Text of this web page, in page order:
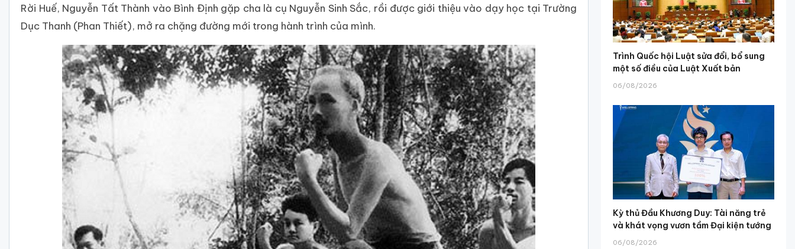
Rời Huế, Nguyễn Tất Thành vào Bình Định gặp cha là cụ Nguyễn Sinh Sắc, rồi được giới thiệu vào dạy học tại Trường
Dục Thanh (Phan Thiết), mở ra chặng đường mới trong hành trình của mình.
Trình Quốc hội Luật sửa đổi, bổ sung
một số điều của Luật Xuất bản
06/08/2026
Kỳ thủ Đầu Khương Duy: Tài năng trẻ
và khát vọng vươn tầm Đại kiện tướng
06/08/2026